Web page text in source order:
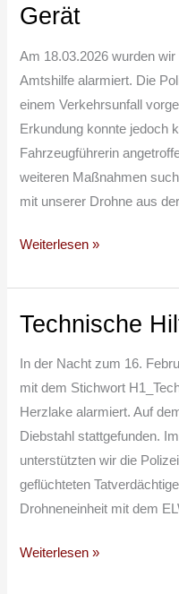
Gerät
Am 18.03.2026 wurden
Amtshilfe alarmiert. Die
einem Verkehrsunfall
Erkundung konnte jedoch
Fahrzeugführerin
weiteren Maßnahmen
mit unserer Drohne aus
[H1]
Tech
–
Gerät
Weiterlesen »
Technische
In der Nacht zum 16.
mit dem Stichwort
Herzlake alarmiert. Auf
Diebstahl stattgefunden.
unterstützten wir die
geflüchteten
Drohneneinheit mit dem
Technische
[H1]
Tech-
Gerät
Weiterlesen »